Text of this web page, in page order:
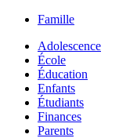
Famille
Adolescence
École
Éducation
Enfants
Étudiants
Finances
Parents